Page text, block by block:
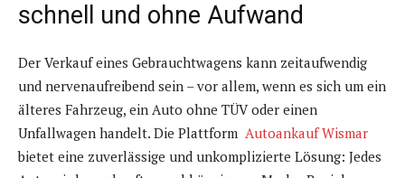
schnell und ohne Aufwand
Der Verkauf eines Gebrauchtwagens kann zeitaufwendig
und nervenaufreibend sein – vor allem, wenn es sich um ein
älteres Fahrzeug, ein Auto ohne TÜV oder einen
Unfallwagen handelt. Die Plattform Autoankauf Wismar
bietet eine zuverlässige und unkomplizierte Lösung: Jedes